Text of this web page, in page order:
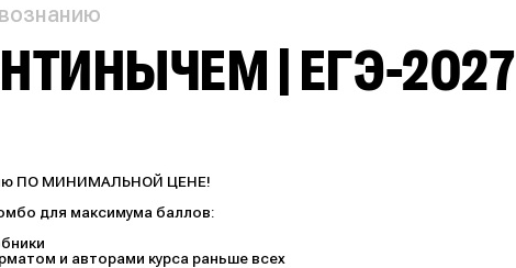
| ЕГЭ-2027
ПО МИНИМАЛЬНОЙ ЦЕНЕ!
для максимума баллов:
и авторами курса раньше всех